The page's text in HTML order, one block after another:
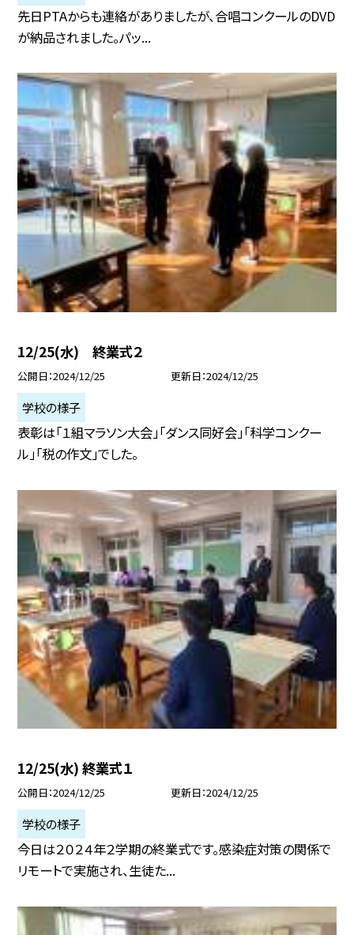
先日PTAからも連絡がありましたが、合唱コンクールのDVD
が納品されました。パッ...
12/25(水) 終業式２
公開日 2024/12/25 更新日 2024/12/25
学校の様子
表彰は「１組マラソン大会」「ダンス同好会」「科学コンクー
ル」「税の作文」でした。
12/25(水) 終業式１
公開日 2024/12/25 更新日 2024/12/25
学校の様子
今日は２０２４年２学期の終業式です。感染症対策の関係で
リモートで実施され、生徒た...